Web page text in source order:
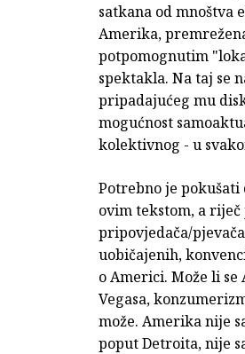
satkana od mnoštva
Amerika,
potpomognutim
spektakla. Na taj se
pripadajućeg mu
mogućnost
kolektivnog - u
Potrebno je pokušati
ovim tekstom, a
pripovjedača/
uobičajenih,
o Americi. Može li
Vegasa,
može. Amerika nije
poput Detroita, nije